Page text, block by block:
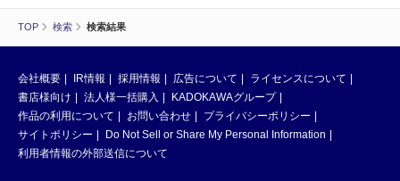
TOP 検索 検索結果
会社概要 IR情報 採用情報 広告について
ライセンスについて
書店様向け
法人様一括購入
KADOKAWAグループ
作品の利用について
お問い合わせ
プライバシーポリシー
サイトポリシー
Do Not Sell or Share My Personal Information
利用者情報の外部送信について